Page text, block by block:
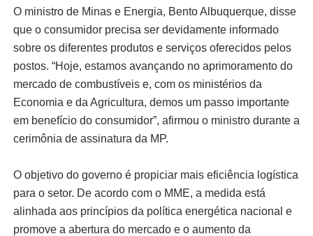
O ministro de Minas e Energia, Bento Albuquerque, disse
que o consumidor precisa ser devidamente informado
sobre os diferentes produtos e serviços oferecidos pelos
postos. “Hoje, estamos avançando no aprimoramento do
mercado de combustíveis e, com os ministérios da
Economia e da Agricultura, demos um passo importante
em benefício do consumidor”, afirmou o ministro durante a
cerimônia de assinatura da MP.
O objetivo do governo é propiciar mais eficiência logística
para o setor. De acordo com o MME, a medida está
alinhada aos princípios da política energética nacional e
promove a abertura do mercado e o aumento da